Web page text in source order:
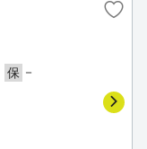
保 －